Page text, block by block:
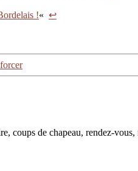
!« ↩
coups de chapeau, rendez-